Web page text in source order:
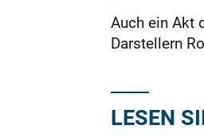
Auch ein Akt
Darstellern
LESEN